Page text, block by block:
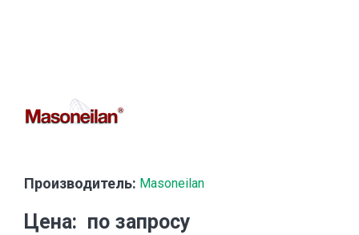
Производитель: Masoneilan
Цена по запросу